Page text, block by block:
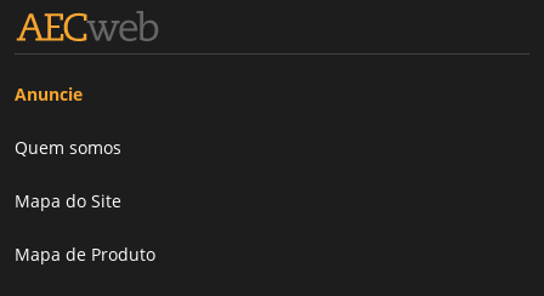
Anuncie
Quem somos
Mapa do Site
Mapa de Produto